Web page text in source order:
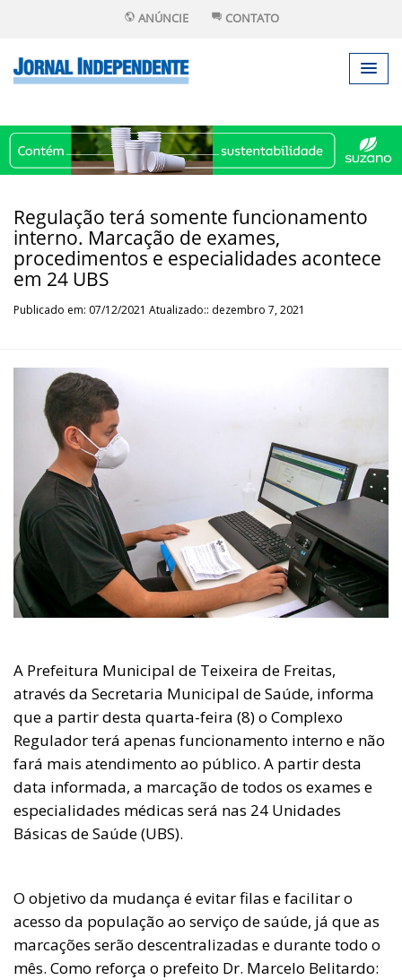
ANÚNCIE CONTATO
Regulação terá somente funcionamento
interno. Marcação de exames,
procedimentos e especialidades acontece
em 24 UBS
Publicado em: 07/12/2021 Atualizado:: dezembro 7, 2021
A Prefeitura Municipal de Teixeira de Freitas,
através da Secretaria Municipal de Saúde, informa
que a partir desta quarta-feira (8) o Complexo
Regulador terá apenas funcionamento interno e não
fará mais atendimento ao público. A partir desta
data informada, a marcação de todos os exames e
especialidades médicas será nas 24 Unidades
Básicas de Saúde (UBS).
O objetivo da mudança é evitar filas e facilitar o
acesso da população ao serviço de saúde, já que as
marcações serão descentralizadas e durante todo o
mês. Como reforça o prefeito Dr. Marcelo Belitardo: